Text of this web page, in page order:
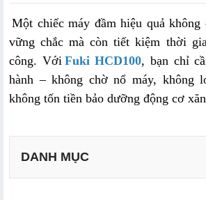
Một chiếc máy đầm hiệu quả không
vững chắc mà còn tiết kiệm thời
công. Với Fuki HCD100, bạn chỉ
hành – không chờ nổ máy, không
không tốn tiền bảo dưỡng động cơ
DANH MỤC